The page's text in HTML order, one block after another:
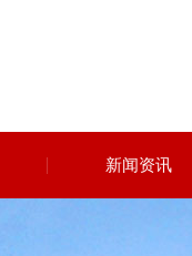
新闻资讯